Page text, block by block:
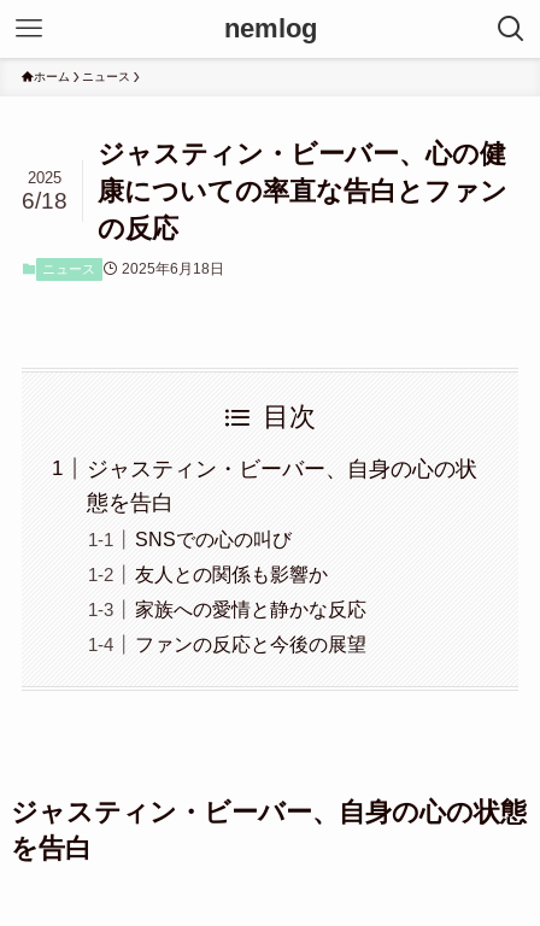
nemlog
ホーム ニュース
ジャスティン・ビーバー、心の健
康についての率直な告白とファン
の反応
2025
6/18
ニュース 2025年6月18日
目次
ジャスティン・ビーバー、自身の心の状
態を告白
SNSでの心の叫び
友人との関係も影響か
家族への愛情と静かな反応
ファンの反応と今後の展望
ジャスティン・ビーバー、自身の心の状態
を告白